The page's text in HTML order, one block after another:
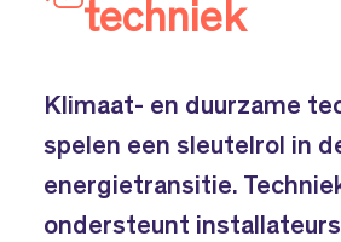
techniek
Klimaat- en duurzame
spelen een sleutelrol in
energietransitie.
ondersteunt